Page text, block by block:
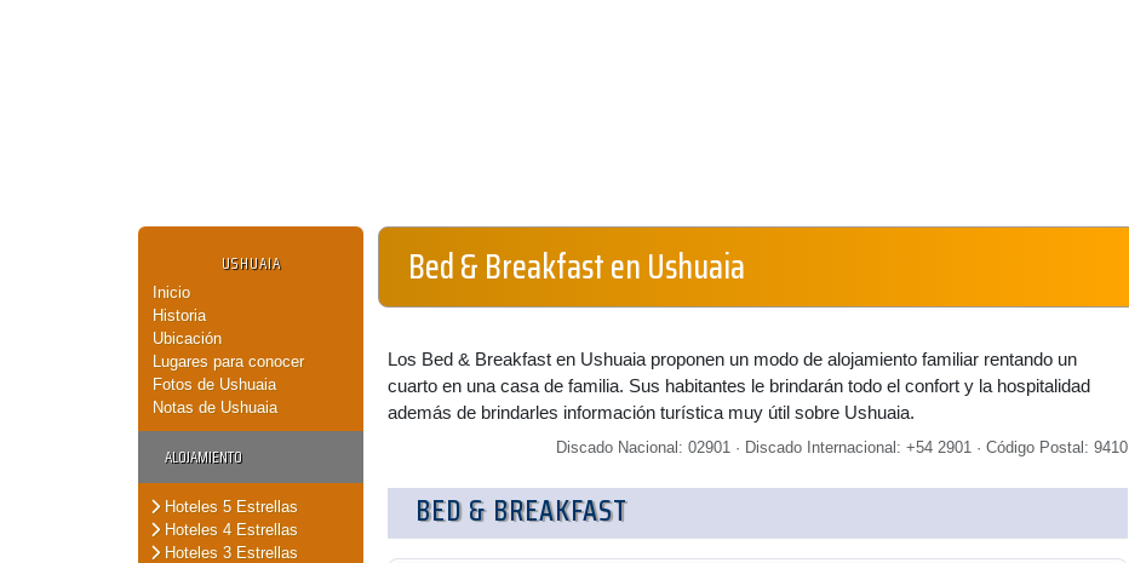
USHUAIA
Inicio
Historia
Ubicación
Lugares para conocer
Fotos de Ushuaia
Notas de Ushuaia
ALOJAMIENTO
Hoteles 5 Estrellas
Hoteles 4 Estrellas
Hoteles 3 Estrellas
Bed & Breakfast en Ushuaia
Los Bed & Breakfast en Ushuaia proponen un modo de alojamiento familiar rentando un
cuarto en una casa de familia. Sus habitantes le brindarán todo el confort y la hospitalidad
además de brindarles información turística muy útil sobre Ushuaia.
Discado Nacional: 02901 · Discado Internacional: +54 2901 · Código Postal: 9410
BED & BREAKFAST